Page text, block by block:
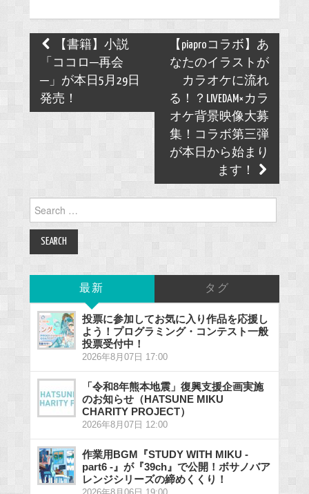
Post
navigation
【書籍】小説
「ココロ─再会
─」が本日5月29日
発売！
【piaproコラボ】あ
なたのイラストが
カラオケに流れ
る！？LIVEDAM×カラ
オケ背景映像大募
集！コラボ第三弾
が本日から始まり
ます！
for:
最新 タグ
投票に参加してお気に入り作品を応援し
よう！プログラミング・コンテスト一般
投票受付中！
2026年8月07日 17:00
「令和8年熊本地震」復興支援企画実施
のお知らせ（HATSUNE MIKU
CHARITY PROJECT）
2026年8月07日 12:00
作業用BGM『STUDY WITH MIKU -
part6 -』が『39ch』で公開！ボサノバア
レンジシリーズの締めくくり！